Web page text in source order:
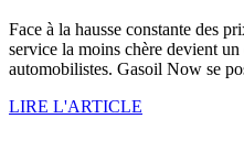
Face à la hausse constante des
service la moins chère devient
automobilistes. Gasoil Now se
LIRE L'ARTICLE